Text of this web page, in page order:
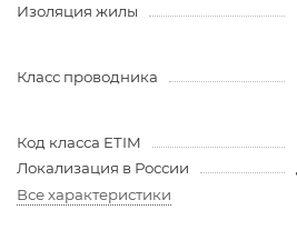
Изоляция жилы
Класс проводника
Код класса ETIM
Локализация в России
Все характеристики